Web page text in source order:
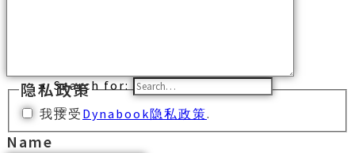
Search for:
隐私政策
我接受 Dynabook隐私政策.
Name